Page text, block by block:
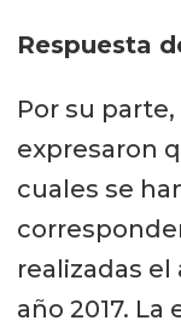
Respuesta
Por su
expresaron
cuales se
realizadas el
año 2017.